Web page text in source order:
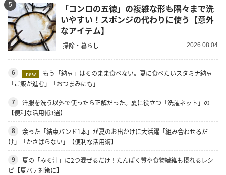
5
「コンロの五徳」の複雑な形も隅々まで洗
いやすい！スポンジの代わりに使う【意外
なアイテム】
掃除・暮らし 2026.08.04
6 new
もう「納豆」はそのまま食べない。夏に食べたいスタミナ納豆
「ご飯が進む」「おつまみにも」
7
洋服を洗う以外で使ったら正解だった。夏に役立つ「洗濯ネット」の
【便利な活用術3選】
8
余った「結束バンド1本」が夏のお出かけに大活躍「組み合わせるだ
け」「かさばらない」【便利な活用術】
9
夏の「みそ汁」に2つ混ぜるだけ！たんぱく質や食物繊維も摂れるレシ
ピ【夏バテ対策に】